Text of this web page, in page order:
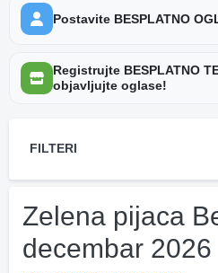
Postavite BESPLATNO
Registrujte BESPLATNO
objavljujte oglase!
FILTERI
Zelena pijaca
decembar 2026